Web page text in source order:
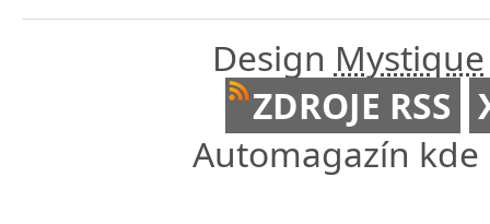
Design Mystique
ZDROJE RSS
Automagazín